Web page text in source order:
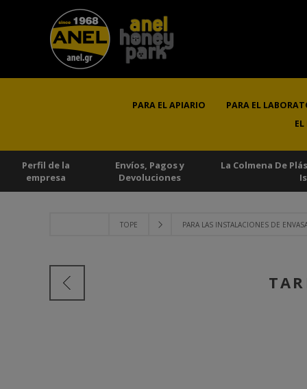
PARA EL APIARIO PARA EL
Perfil de la
empresa
Envíos, Pagos y
Devoluciones
La Colmena De
TOPE PARA LAS INSTALACIONES DE